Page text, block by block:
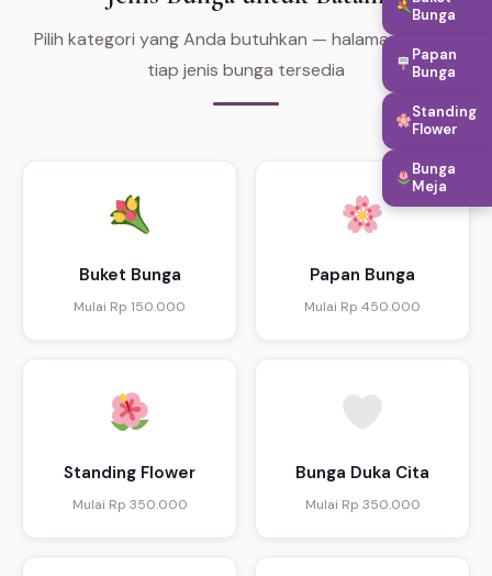
Pilih kategori yang Anda butuhkan — halaman khusus
tiap jenis bunga tersedia
Buket Bunga
Mulai Rp 150.000
Papan Bunga
Mulai Rp 450.000
Standing Flower
Mulai Rp 350.000
Bunga Duka Cita
Mulai Rp 350.000
Bunga
Papan
Bunga
Standing
Flower
Bunga
Meja